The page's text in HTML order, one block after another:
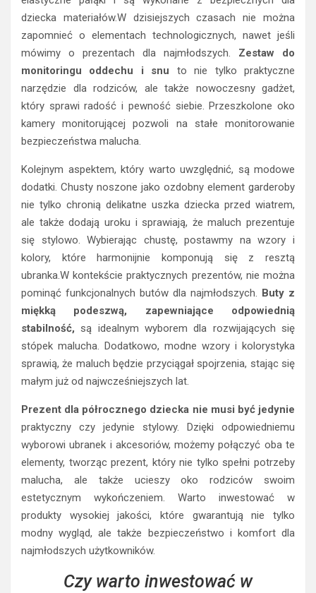
dziecka materiałów.W dzisiejszych czasach nie można
zapomnieć o elementach technologicznych, nawet jeśli
mówimy o prezentach dla najmłodszych. Zestaw do
monitoringu oddechu i snu to nie tylko praktyczne
narzędzie dla rodziców, ale także nowoczesny gadżet,
który sprawi radość i pewność siebie. Przeszkolone oko
kamery monitorującej pozwoli na stałe monitorowanie
bezpieczeństwa malucha.
Kolejnym aspektem, który warto uwzględnić, są modowe
dodatki. Chusty noszone jako ozdobny element garderoby
nie tylko chronią delikatne uszka dziecka przed wiatrem,
ale także dodają uroku i sprawiają, że maluch prezentuje
się stylowo. Wybierając chustę, postawmy na wzory i
kolory, które harmonijnie komponują się z resztą
ubranka.W kontekście praktycznych prezentów, nie można
pominąć funkcjonalnych butów dla najmłodszych. Buty z
miękką podeszwą, zapewniające odpowiednią
stabilność, są idealnym wyborem dla rozwijających się
stópek malucha. Dodatkowo, modne wzory i kolorystyka
sprawią, że maluch będzie przyciągał spojrzenia, stając się
małym już od najwcześniejszych lat.
Prezent dla półrocznego dziecka nie musi być jedynie
praktyczny czy jedynie stylowy. Dzięki odpowiedniemu
wyborowi ubranek i akcesoriów, możemy połączyć oba te
elementy, tworząc prezent, który nie tylko spełni potrzeby
malucha, ale także ucieszy oko rodziców swoim
estetycznym wykończeniem. Warto inwestować w
produkty wysokiej jakości, które gwarantują nie tylko
modny wygląd, ale także bezpieczeństwo i komfort dla
najmłodszych użytkowników.
Czy warto inwestować w